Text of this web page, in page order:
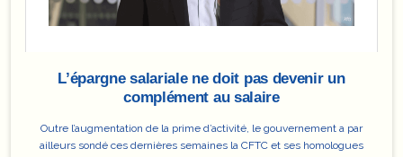
L’épargne salariale ne doit pas devenir un
complément au salaire
Outre l’augmentation de la prime d’activité, le gouvernement a par
ailleurs sondé ces dernières semaines la CFTC et ses homologues